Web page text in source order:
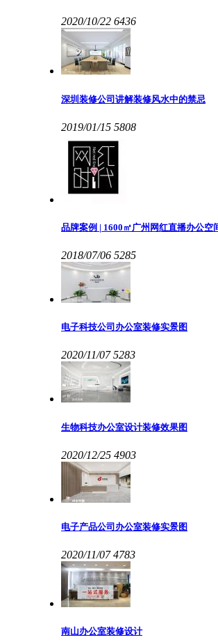
2020/10/22 6436
深圳装修公司讲解装修风水中的禁忌
2019/01/15 5808
品牌案例 | 1600㎡广州网红直播办公空
2018/07/06 5285
电子科技公司办公室装修实景图
2020/11/07 5283
生物科技办公室设计装修效果图
2020/12/25 4903
电子产品公司办公室装修实景图
2020/11/07 4783
南山办公室装修设计